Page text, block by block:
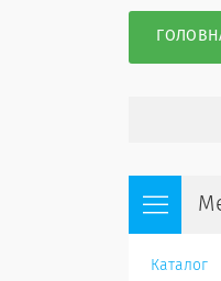
Каталог